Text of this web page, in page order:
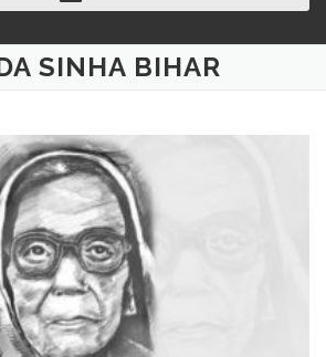
SINHA BIHAR